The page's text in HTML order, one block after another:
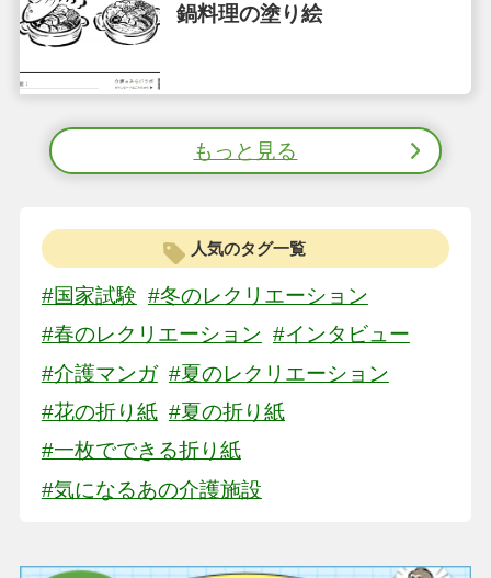
鍋料理の塗り絵
もっと見る
人気のタグ一覧
#国家試験 #冬のレクリエーション
#春のレクリエーション #インタビュー
#介護マンガ #夏のレクリエーション
#花の折り紙 #夏の折り紙
#一枚でできる折り紙
#気になるあの介護施設